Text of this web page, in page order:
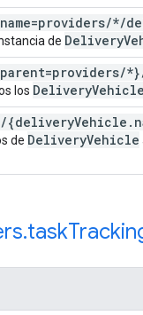
/*/
de Delivery
/*}
los DeliveryVehicle
/{deliveryVehicle .
de DeliveryVehicle
.task